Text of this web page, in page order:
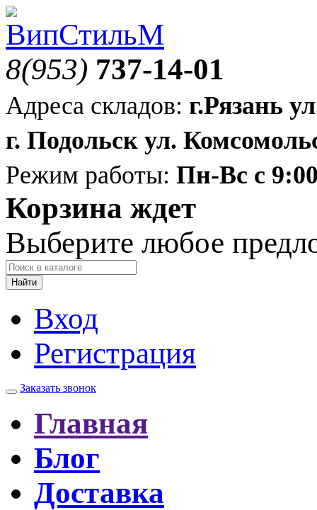
8(953) 737-14-01
Адреса складов: г.Рязань
г. Подольск ул.
Режим работы: Пн-Вс с
Корзина ждет
Выберите любое
Найти
Вход
Регистрация
Заказать звонок
Главная
Блог
Доставка